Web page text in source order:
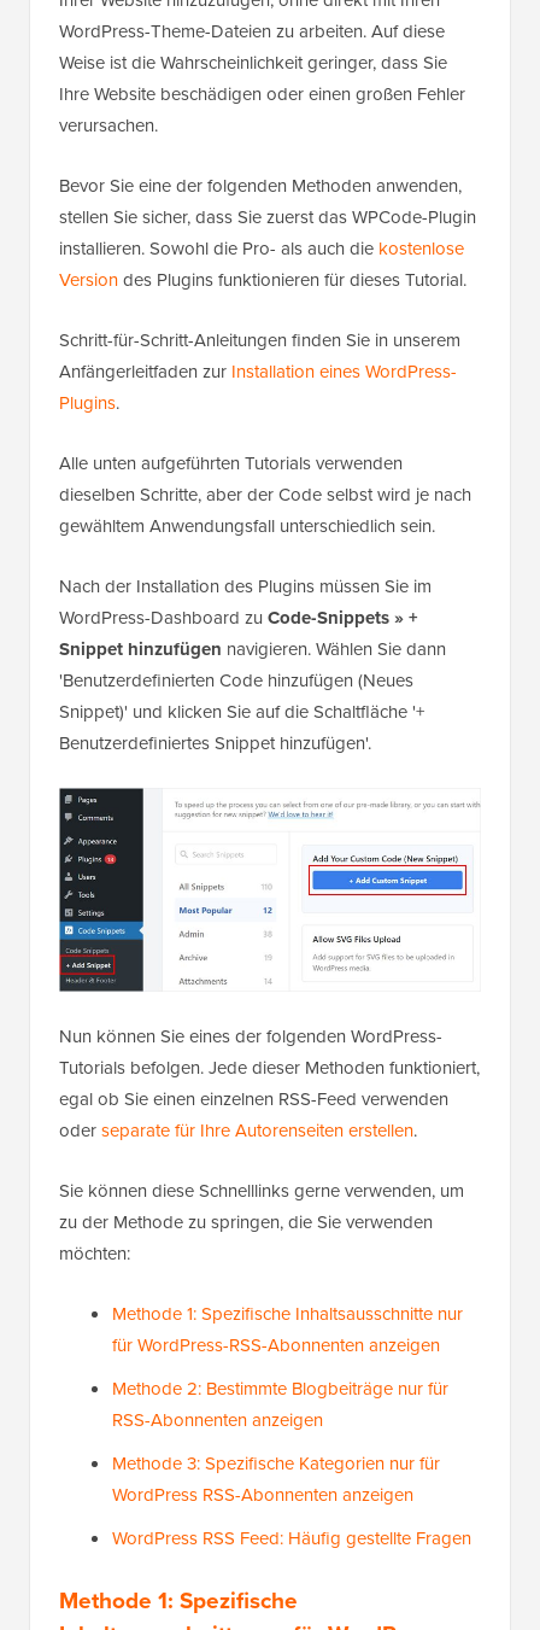
WordPress-Theme-Dateien zu arbeiten. Auf diese
Weise ist die Wahrscheinlichkeit geringer, dass Sie
Ihre Website beschädigen oder einen großen Fehler
verursachen.
Bevor Sie eine der folgenden Methoden anwenden,
stellen Sie sicher, dass Sie zuerst das WPCode-Plugin
installieren. Sowohl die Pro- als auch die kostenlose
Versiondes Plugins funktionieren für dieses Tutorial.
Schritt-für-Schritt-Anleitungen finden Sie in unserem
Anfängerleitfaden zur Installation eines WordPress-
Plugins.
Alle unten aufgeführten Tutorials verwenden
dieselben Schritte, aber der Code selbst wird je nach
gewähltem Anwendungsfall unterschiedlich sein.
Nach der Installation des Plugins müssen Sie im
WordPress-Dashboard zu Code-Snippets » +
Snippet hinzufügen navigieren. Wählen Sie dann
'Benutzerdefinierten Code hinzufügen (Neues
Snippet)' und klicken Sie auf die Schaltfläche '+
Benutzerdefiniertes Snippet hinzufügen'.
Nun können Sie eines der folgenden WordPress-
Tutorials befolgen. Jede dieser Methoden funktioniert,
egal ob Sie einen einzelnen RSS-Feed verwenden
oderseparate für Ihre Autorenseiten erstellen.
Sie können diese Schnelllinks gerne verwenden, um
zu der Methode zu springen, die Sie verwenden
möchten:
Methode 1: Spezifische Inhaltsausschnitte nur
für WordPress-RSS-Abonnenten anzeigen
Methode 2: Bestimmte Blogbeiträge nur für
RSS-Abonnenten anzeigen
Methode 3: Spezifische Kategorien nur für
WordPress RSS-Abonnenten anzeigen
WordPress RSS Feed: Häufig gestellte Fragen
Methode 1: Spezifische